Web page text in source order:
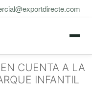
CUENTA A LA
INFANTIL